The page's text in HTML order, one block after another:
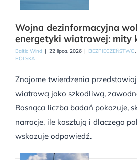
Wojna dezinformacyjna
energetyki wiatrowej: mity
Baltic Wind | 22 lipca, 2026 | BEZPIECZEŃSTWO,
POLSKA
Znajome twierdzenia
wiatrową jako szkodliwą,
Rosnąca liczba badań pokazuje,
narracje, ile kosztują i dlaczego
wskazuje odpowiedź.